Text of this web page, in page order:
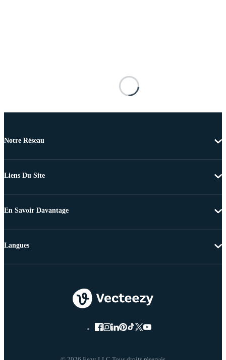
Notre Réseau
Liens Du Site
En Savoir Davantage
Langues